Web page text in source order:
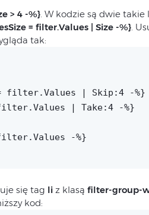
> 4 -%}. W kodzie są dwie takie
= filter.Values | Size -%}.
tak:
= filter.Values | Skip:4 -%}
| Take:4 -%}
-%}
się tag liz klasą filter-group-
kod: